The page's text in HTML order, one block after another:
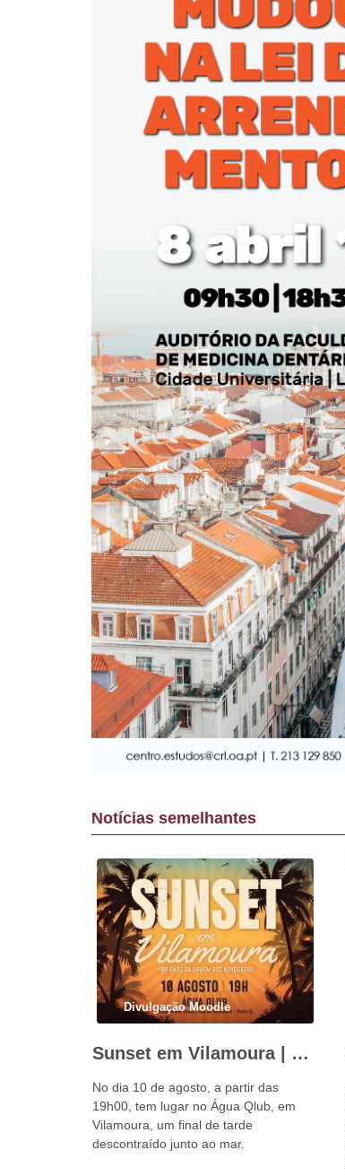
Notícias semelhantes
Divulgação Moodle
Sunset em Vilamoura | 10 de agosto
No dia 10 de agosto, a partir das
19h00, tem lugar no Água Qlub, em
Vilamoura, um final de tarde
descontraído junto ao mar.